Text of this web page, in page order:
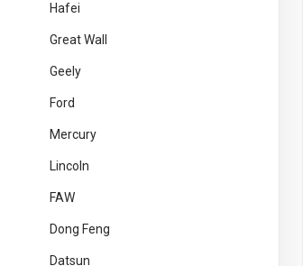
Hafei
Great Wall
Geely
Ford
Mercury
Lincoln
FAW
Dong Feng
Datsun